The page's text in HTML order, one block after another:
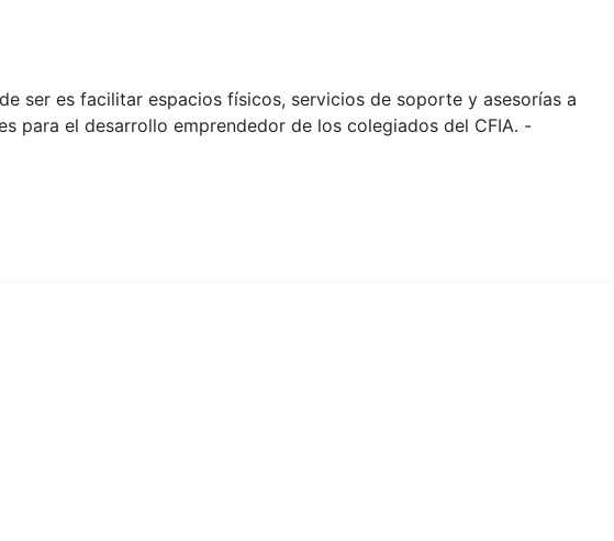
ser es facilitar espacios físicos, servicios de soporte y asesorías a
para el desarrollo emprendedor de los colegiados del CFIA. -